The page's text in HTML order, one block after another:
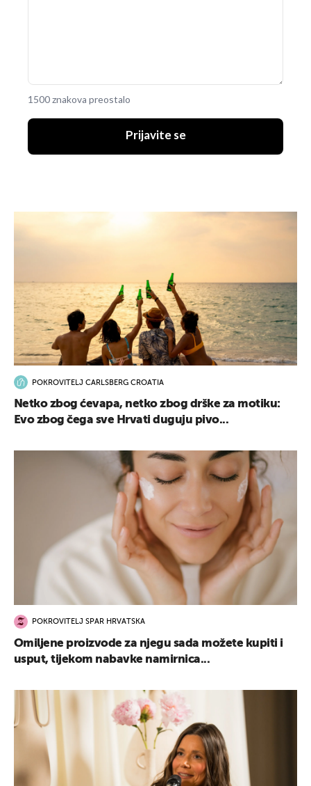
1500 znakova preostalo
Prijavite se
POKROVITELJ CARLSBERG CROATIA
Netko zbog ćevapa, netko zbog drške za motiku:
Evo zbog čega sve Hrvati duguju pivo...
POKROVITELJ SPAR HRVATSKA
Omiljene proizvode za njegu sada možete kupiti i
usput, tijekom nabavke namirnica...